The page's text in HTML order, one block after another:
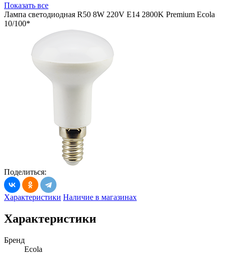
Показать все
Лампа светодиодная R50 8W 220V E14 2800K Premium Ecola
10/100*
Поделиться:
Характеристики Наличие в магазинах
Характеристики
Бренд
Ecola